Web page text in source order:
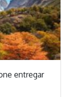
entregar